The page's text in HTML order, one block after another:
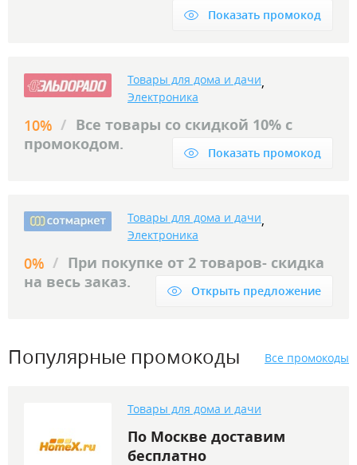
Показать промокод
Товары для дома и дачи,
Электроника
10% / Все товары со скидкой 10% с
промокодом.
Показать промокод
Товары для дома и дачи,
Электроника
0% / При покупке от 2 товаров- скидка
на весь заказ.
Открыть предложение
Популярные промокоды Все промокоды
Товары для дома и дачи
По Москве доставим
бесплатно